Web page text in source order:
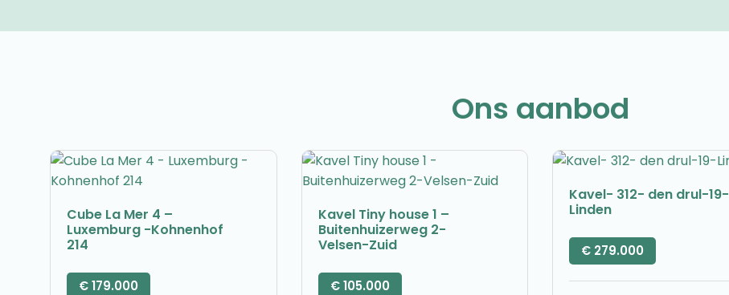
Ons aanbod
Cube La Mer 4 –
Luxemburg -Kohnenhof
214
€179.000
Kavel Tiny house 1 –
Buitenhuizerweg 2-
Velsen-Zuid
€105.000
Kavel- 312- den drul-19-
Linden
€ 279.000